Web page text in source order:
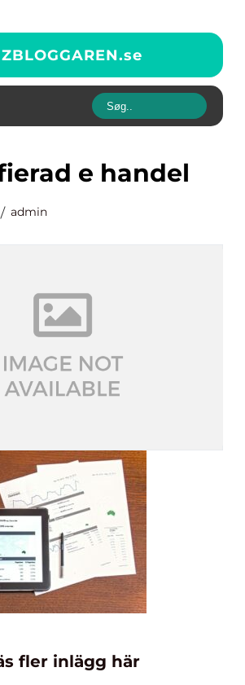
se
e handel
admin
fler inlägg här